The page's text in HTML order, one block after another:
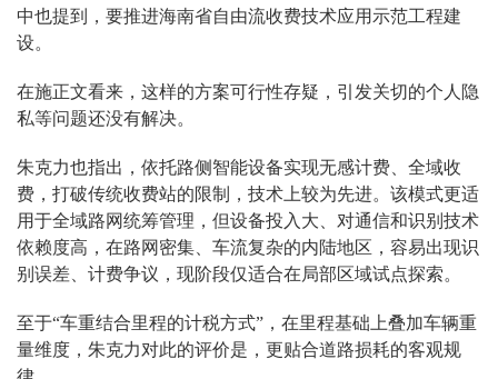
中也提到，要推进海南省自由流收费技术应用示范工程建
设。
在施正文看来，这样的方案可行性存疑，引发关切的个人隐
私等问题还没有解决。
朱克力也指出，依托路侧智能设备实现无感计费、全域收
费，打破传统收费站的限制，技术上较为先进。该模式更适
用于全域路网统筹管理，但设备投入大、对通信和识别技术
依赖度高，在路网密集、车流复杂的内陆地区，容易出现识
别误差、计费争议，现阶段仅适合在局部区域试点探索。
至于“车重结合里程的计税方式”，在里程基础上叠加车辆重
量维度，朱克力对此的评价是，更贴合道路损耗的客观规